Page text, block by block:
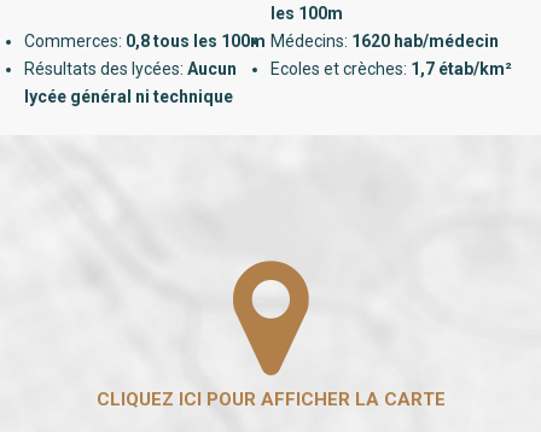
les 100m
Commerces: 0,8 tous les 100m Médecins: 1620 hab/médecin
Résultats des lycées: Aucun
lycée général ni technique
Ecoles et crèches: 1,7 étab/km²